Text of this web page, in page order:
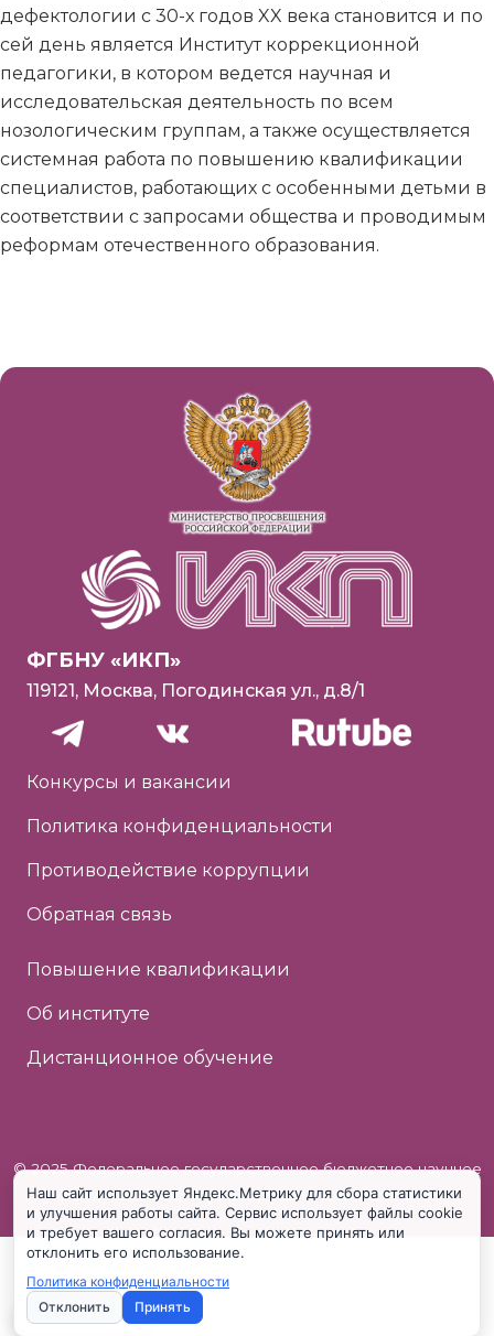
дефектологии с 30-х годов XX века становится и по
сей день является Институт коррекционной
педагогики, в котором ведется научная и
исследовательская деятельность по всем
нозологическим группам, а также осуществляется
системная работа по повышению квалификации
специалистов, работающих с особенными детьми в
соответствии с запросами общества и проводимым
реформам отечественного образования.
ФГБНУ «ИКП»
119121, Москва, Погодинская ул., д.8/1
Конкурсы и вакансии
Политика конфиденциальности
Противодействие коррупции
Обратная связь
Повышение квалификации
Об институте
Дистанционное обучение
© 2025 Федеральное государственное бюджетное научное
учреждение «Институт коррекционной педагогики»
Наш сайт использует Яндекс.Метрику для сбора статистики
и улучшения работы сайта. Сервис использует файлы cookie
и требует вашего согласия. Вы можете принять или
отклонить его использование.
Политика конфиденциальности
Отклонить
Принять
Настройки cookie